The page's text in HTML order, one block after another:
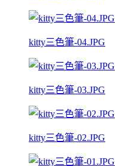
kitty三色筆-04.JPG
kitty三色筆-03.JPG
kitty三色筆-02.JPG